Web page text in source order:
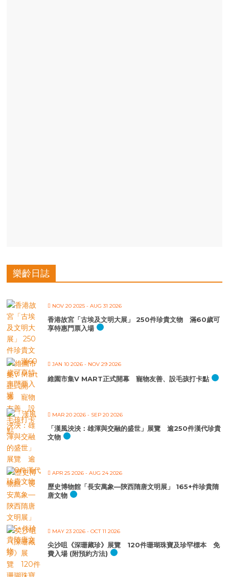
樂齡日誌
NOV 20 2025 - AUG 31 2026
香港故宮「古埃及文明大展」 250件珍貴文物 滿60歲可
享特惠門票入場
JAN 10 2026 - NOV 29 2026
維園市集V MART正式開幕 寵物友善、設毛孩打卡點
MAR 20 2026 - SEP 20 2026
「漢風泱泱：雄渾與交融的盛世」展覽 逾250件漢代珍貴
文物
APR 25 2026 - AUG 24 2026
歷史博物館「長安萬象—陝西隋唐文明展」 165+件珍貴隋
唐文物
MAY 23 2026 - OCT 11 2026
尖沙咀《深珊藏珍》展覽 120件珊瑚珠寶及珍罕標本 免
費入場 (附預約方法)